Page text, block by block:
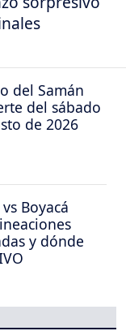
del Samán
del sábado
de 2026
Boyacá
y dónde